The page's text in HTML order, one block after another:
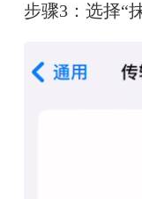
步骤3：选择“